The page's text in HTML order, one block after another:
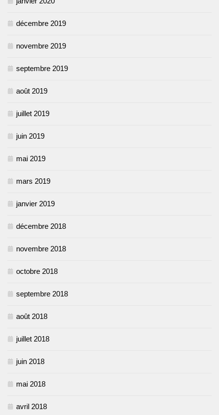
décembre 2019
novembre 2019
septembre 2019
août 2019
juillet 2019
juin 2019
mai 2019
mars 2019
janvier 2019
décembre 2018
novembre 2018
octobre 2018
septembre 2018
août 2018
juillet 2018
juin 2018
mai 2018
avril 2018